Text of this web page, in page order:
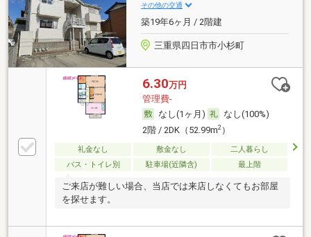
その他の交通
築19年6ヶ月 / 2階建
三重県四日市市小杉町
6.30万円
管理費-
なし(1ヶ月)
なし(100%)
2階 / 2DK（52.99m2）
礼金なし 敷金なし
二人暮らし
バス・トイレ別
駐車場(近隣含) 最上階
ご来店が難しい場合、当店では来店しなくてもお部屋
を探せます。